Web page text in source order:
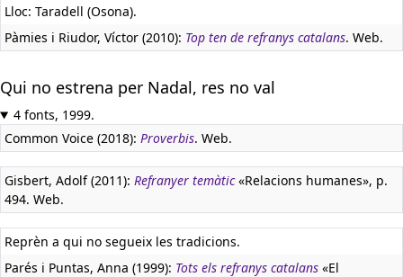
Lloc: Taradell (Osona).
Pàmies i Riudor, Víctor (2010): Top ten de refranys catalans. Web.
Qui no estrena per Nadal, res no val
4 fonts, 1999.
Common Voice (2018): Proverbis. Web.
Gisbert, Adolf (2011): Refranyer temàtic«Relacions humanes», p.
494. Web.
Reprèn a qui no segueix les tradicions.
Parés i Puntas, Anna (1999): Tots els refranys catalans «El